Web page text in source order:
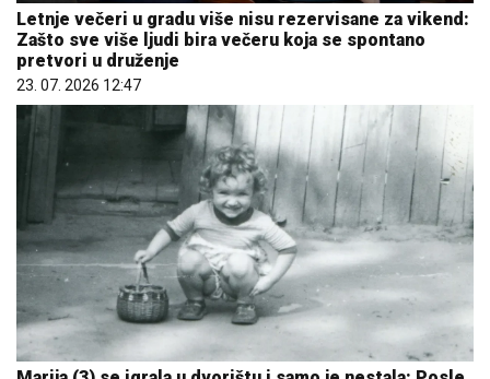
Letnje večeri u gradu više nisu rezervisane za vikend:
Zašto sve više ljudi bira večeru koja se spontano
pretvori u druženje
23. 07. 2026 12:47